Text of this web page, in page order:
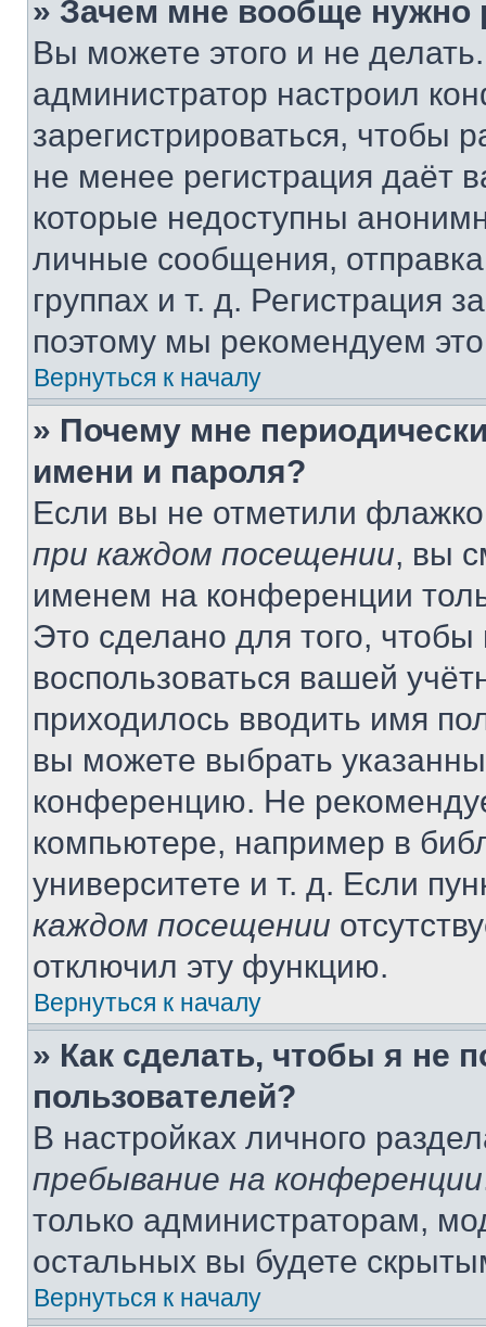
» Зачем мне вообще нужно
Вы можете этого и не
администратор настроил
зарегистрироваться, чтобы
не менее регистрация даёт
которые недоступны
личные сообщения,
группах и т. д. Регистрация
поэтому мы рекомендуем
Вернуться к началу
» Почему мне
имени и пароля?
Если вы не отметили
при каждом посещении, вы
именем на конференции
Это сделано для того, чтобы
воспользоваться вашей
приходилось вводить имя
вы можете выбрать
конференцию. Не
компьютере, например в
университете и т. д. Если
каждом посещении
отключил эту функцию.
Вернуться к началу
» Как сделать, чтобы я не
пользователей?
В настройках личного
пребывание на конференции
только администраторам,
остальных вы будете
Вернуться к началу